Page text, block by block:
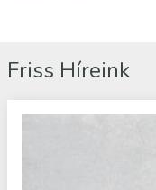
Friss Híreink